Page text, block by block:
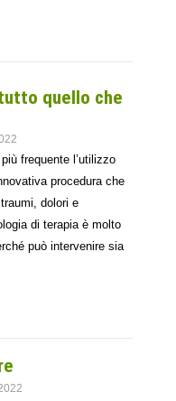
quello che
frequente l’utilizzo
procedura che
dolori e
di terapia è molto
può intervenire sia